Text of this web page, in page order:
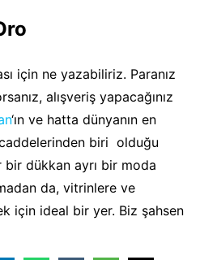
için ne yazabiliriz. Paranız
alışveriş yapacağınız
‘ın ve hatta dünyanın en
biri olduğu
dükkan ayrı bir moda
da, vitrinlere ve
için ideal bir yer. Biz şahsen